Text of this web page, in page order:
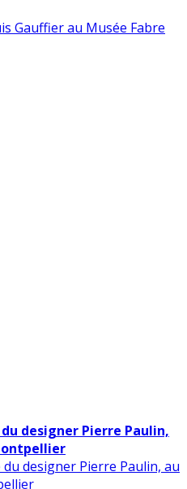
designer Pierre Paulin,